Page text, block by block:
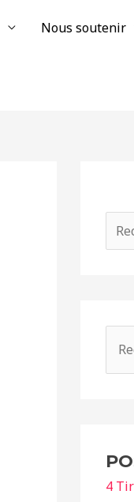
Nous soutenir
r
c
4